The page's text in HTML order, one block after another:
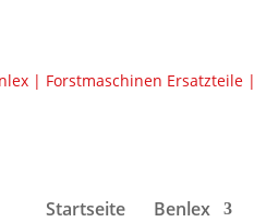
Startseite Benlex